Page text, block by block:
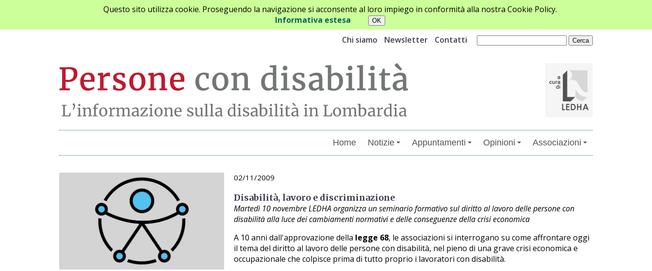
Questo sito utilizza cookie. Proseguendo la navigazione si acconsente al loro impiego in conformità alla nostra Cookie Policy.
Informativa estesa
Chi siamo
Newsletter Contatti
Home Notizie Appuntamenti Opinioni Associazioni
Archivio notizie 02/11/2009
Disabilità, lavoro e discriminazione
Martedì 10 novembre LEDHA organizza un seminario formativo sul diritto al lavoro delle persone con
disabilità alla luce dei cambiamenti normativi e delle conseguenze della crisi economica
A 10 anni dall'approvazione della legge 68, le associazioni si interrogano su come affrontare oggi
il tema del diritto al lavoro delle persone con disabilità, nel pieno di una grave crisi economica e
occupazionale che colpisce prima di tutto proprio i lavoratori con disabilità.